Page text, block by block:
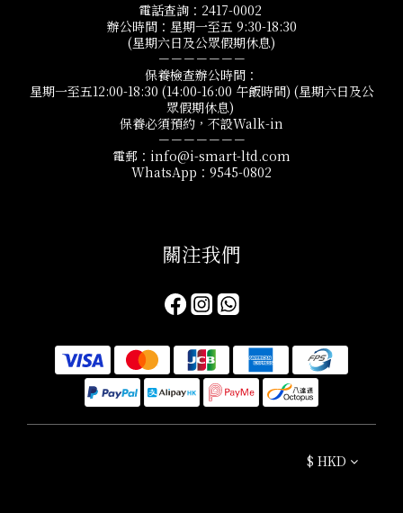
電話查詢：2417-0002
辦公時間：星期一至五 9:30-18:30
(星期六日及公眾假期休息)
－－－－－－－
保養檢查辦公時間：
星期一至五12:00-18:30 (14:00-16:00 午飯時間) (星期六日及公
眾假期休息)
保養必須預約，不設Walk-in
－－－－－－－
電郵：info@i-smart-ltd.com
WhatsApp：9545-0802
關注我們​
$ HKD